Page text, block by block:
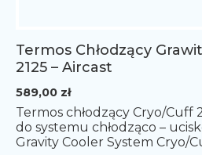
Termos Chłodzący
2125 – Aircast
589,00 zł
Termos chłodzący Cryo/Cuff
do systemu chłodząco –
Gravity Cooler System Cryo/